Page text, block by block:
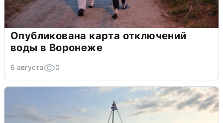
Опубликована карта отключений
воды в Воронеже
6 августа 0